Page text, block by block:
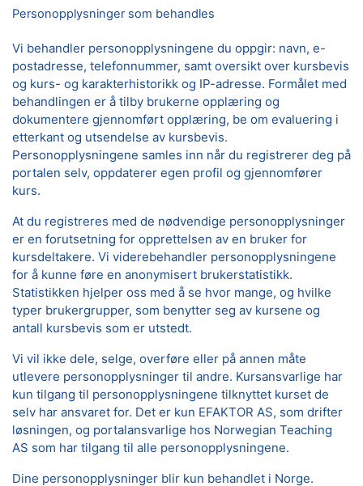
Personopplysninger som behandles
Vi behandler personopplysningene du oppgir: navn, e-
postadresse, telefonnummer, samt oversikt over kursbevis
og kurs- og karakterhistorikk og IP-adresse. Formålet med
behandlingen er å tilby brukerne opplæring og
dokumentere gjennomført opplæring, be om evaluering i
etterkant og utsendelse av kursbevis.
Personopplysningene samles inn når du registrerer deg på
portalen selv, oppdaterer egen profil og gjennomfører
kurs.
At du registreres med de nødvendige personopplysninger
er en forutsetning for opprettelsen av en bruker for
kursdeltakere. Vi viderebehandler personopplysningene
for å kunne føre en anonymisert brukerstatistikk.
Statistikken hjelper oss med å se hvor mange, og hvilke
typer brukergrupper, som benytter seg av kursene og
antall kursbevis som er utstedt.
Vi vil ikke dele, selge, overføre eller på annen måte
utlevere personopplysninger til andre. Kursansvarlige har
kun tilgang til personopplysningene tilknyttet kurset de
selv har ansvaret for. Det er kun EFAKTOR AS, som drifter
løsningen, og portalansvarlige hos Norwegian Teaching
AS som har tilgang til alle personopplysningene.
Dine personopplysninger blir kun behandlet i Norge.